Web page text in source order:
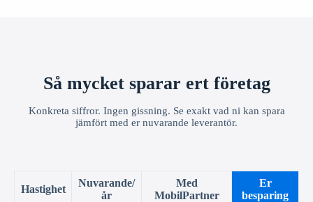
Så mycket sparar ert företag
Konkreta siffror. Ingen gissning. Se exakt vad ni kan spara
jämfört med er nuvarande leverantör.
Hastighet
Nuvarande/
år
Med
MobilPartner
Er
besparing